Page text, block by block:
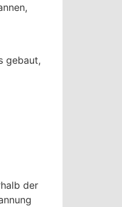
gebaut,
der